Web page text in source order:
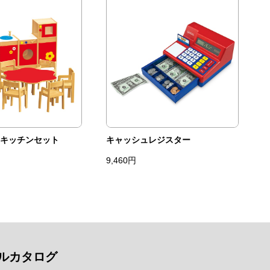
ッチンセット キャッシュレジスター
9,460円
カタログ